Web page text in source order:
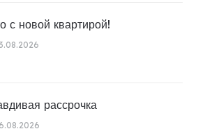
с новой квартирой!
рассрочка